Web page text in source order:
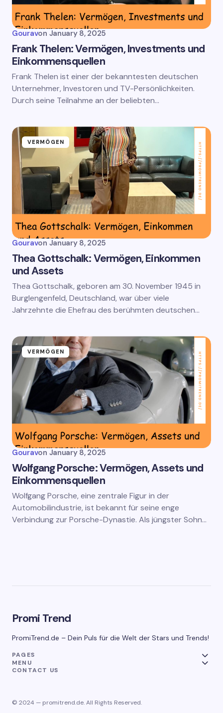
Gouravon January 8, 2025
Frank Thelen: Vermögen, Investments und
Einkommensquellen
Frank Thelen ist einer der bekanntesten deutschen
Unternehmer, Investoren und TV-Persönlichkeiten.
Durch seine Teilnahme an der beliebten…
VERMÖGEN
Gouravon January 8, 2025
Thea Gottschalk: Vermögen, Einkommen
und Assets
Thea Gottschalk, geboren am 30. November 1945 in
Burglengenfeld, Deutschland, war über viele
Jahrzehnte die Ehefrau des berühmten deutschen…
VERMÖGEN
Gouravon January 8, 2025
Wolfgang Porsche: Vermögen, Assets und
Einkommensquellen
Wolfgang Porsche, eine zentrale Figur in der
Automobilindustrie, ist bekannt für seine enge
Verbindung zur Porsche-Dynastie. Als jüngster Sohn…
Promi Trend
PromiTrend.de – Dein Puls für die Welt der Stars und Trends!
PAGES
MENU
CONTACT US
© 2024 — promitrend.de. All Rights Reserved.